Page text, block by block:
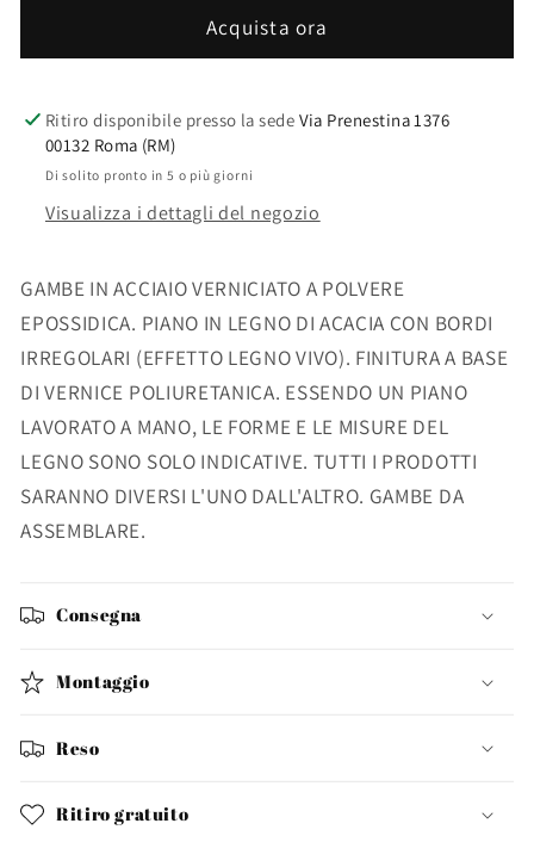
Acquista ora
Ritiro disponibile presso la sede Via Prenestina 1376
00132 Roma (RM)
Di solito pronto in 5 o più giorni
Visualizza i dettagli del negozio
GAMBE IN ACCIAIO VERNICIATO A POLVERE
EPOSSIDICA. PIANO IN LEGNO DI ACACIA CON BORDI
IRREGOLARI (EFFETTO LEGNO VIVO). FINITURA A BASE
DI VERNICE POLIURETANICA. ESSENDO UN PIANO
LAVORATO A MANO, LE FORME E LE MISURE DEL
LEGNO SONO SOLO INDICATIVE. TUTTI I PRODOTTI
SARANNO DIVERSI L'UNO DALL'ALTRO. GAMBE DA
ASSEMBLARE.
Consegna
Montaggio
Reso
Ritiro gratuito